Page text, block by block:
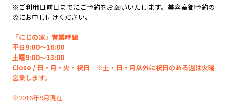
※ご利用日前日までにご予約をお願いいたします。美容室御予約の
際にお申し付けください。
「にじの家」営業時間
平日9:00～16:00
土曜9:00～13:00
Close / 日・月・火・祝日 ※土・日・月以外に祝日のある週は火曜
営業します。
※2016年9月現在